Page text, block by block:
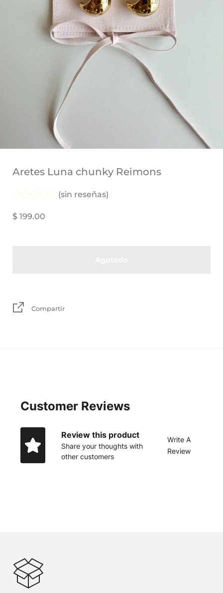
Aretes Luna chunky Reimons
(sin reseñas)
$ 199.00
Compartir
Customer Reviews
Review this product
Share your thoughts with
other customers
Write A
Review